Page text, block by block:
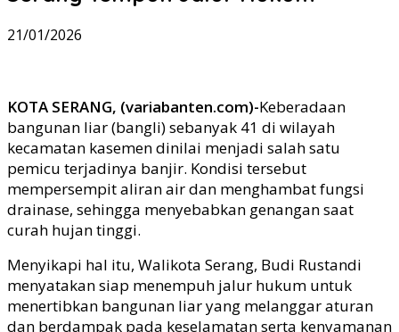
21/01/2026
KOTA SERANG, (variabanten.com)-Keberadaan
bangunan liar (bangli) sebanyak 41 di wilayah
kecamatan kasemen dinilai menjadi salah satu
pemicu terjadinya banjir. Kondisi tersebut
mempersempit aliran air dan menghambat fungsi
drainase, sehingga menyebabkan genangan saat
curah hujan tinggi.
Menyikapi hal itu, Walikota Serang, Budi Rustandi
menyatakan siap menempuh jalur hukum untuk
menertibkan bangunan liar yang melanggar aturan
dan berdampak pada keselamatan serta kenyamanan